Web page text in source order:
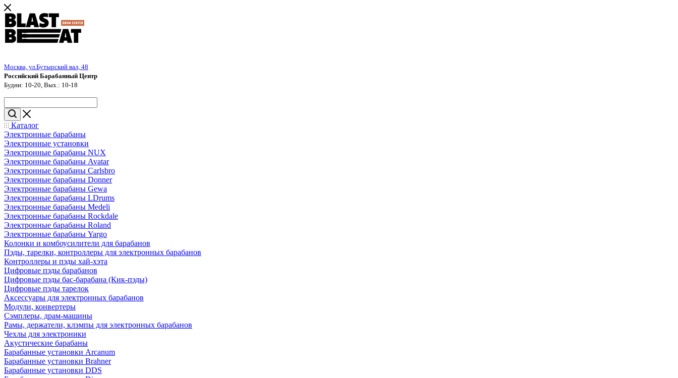
Москва, ул.Бутырский вал, 48
Российский Барабанный Центр
Будни: 10-20, Вых.: 10-18
Каталог
Электронные барабаны
Электронные установки
Электронные барабаны NUX
Электронные барабаны Avatar
Электронные барабаны Carlsbro
Электронные барабаны Donner
Электронные барабаны Gewa
Электронные барабаны LDrums
Электронные барабаны Medeli
Электронные барабаны Rockdale
Электронные барабаны Roland
Электронные барабаны Yargo
Колонки и комбоусилители для барабанов
Пэды, тарелки, контроллеры для электронных барабанов
Контроллеры и пэды хай-хэта
Цифровые пэды барабанов
Цифровые пэды бас-барабана (Кик-пэды)
Цифровые пэды тарелок
Аксессуары для электронных барабанов
Модули, конвертеры
Сэмплеры, драм-машины
Рамы, держатели, клэмпы для электронных барабанов
Чехлы для электроники
Акустические барабаны
Барабанные установки Arcanum
Барабанные установки Brahner
Барабанные установки DDS